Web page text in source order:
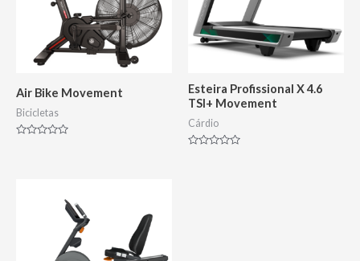
Air Bike Movement
Bicicletas
Esteira Profissional X 4.6
TSI+ Movement
Cárdio